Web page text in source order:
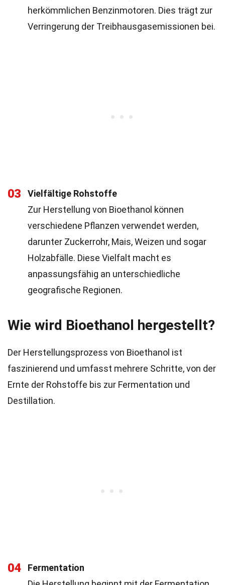
herkömmlichen Benzinmotoren. Dies trägt zur
Verringerung der Treibhausgasemissionen bei.
03
Vielfältige Rohstoffe
Zur Herstellung von Bioethanol können
verschiedene Pflanzen verwendet werden,
darunter Zuckerrohr, Mais, Weizen und sogar
Holzabfälle. Diese Vielfalt macht es
anpassungsfähig an unterschiedliche
geografische Regionen.
Wie wird Bioethanol hergestellt?
Der Herstellungsprozess von Bioethanol ist
faszinierend und umfasst mehrere Schritte, von der
Ernte der Rohstoffe bis zur Fermentation und
Destillation.
04
Fermentation